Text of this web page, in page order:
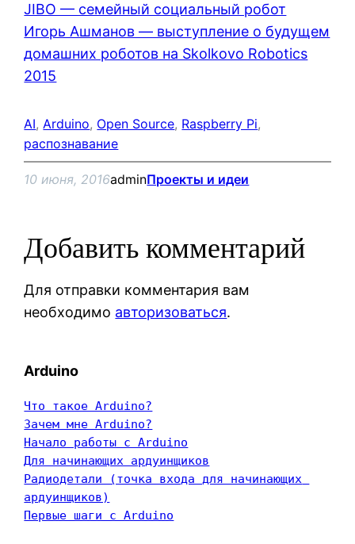
JIBO — семейный социальный робот
Игорь Ашманов — выступление о будущем
домашних роботов на Skolkovo Robotics
2015
AI, Arduino, Open Source, Raspberry Pi
распознавание
10 июня, 2016adminПроекты и идеи
Добавить комментарий
Для отправки комментария вам
необходимо авторизоваться.
Arduino
Что такое Arduino?
Зачем мне Arduino?
Начало работы с Arduino
Для начинающих ардуинщиков
Радиодетали (точка входа для начинающих
ардуинщиков)
Первые шаги с Arduino